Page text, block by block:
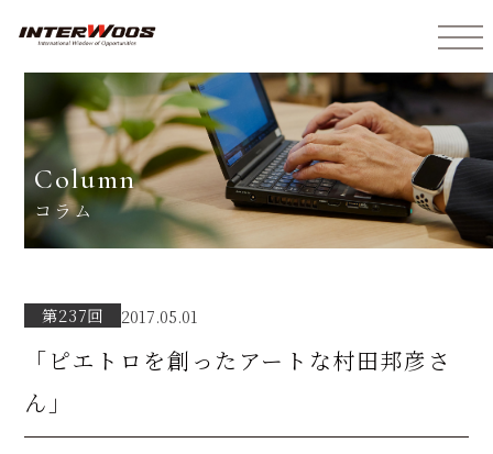
column
コラム
第237回 2017.05.01
「ピエトロを創ったアートな村田邦彦さ
ん」